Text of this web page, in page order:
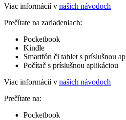
Viac informácií v našich návodoch
Prečítate na zariadeniach:
Pocketbook
Kindle
Smartfón či tablet s príslušnou
Počítač s príslušnou aplikáciou
Viac informácií v našich návodoch
Prečítate na:
Pocketbook